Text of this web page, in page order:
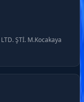
ŞTİ. M.Kocakaya